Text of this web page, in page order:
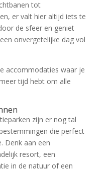
tot
er valt hier altijd iets te
de sfeer en geniet
onvergetelijke dag vol
accommodaties waar je
tijd hebt om alle
zijn er nog tal
die perfect
Denk aan een
resort, een
in de natuur of een